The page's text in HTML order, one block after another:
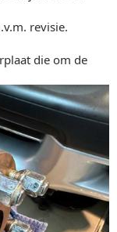
revisie.
die om de